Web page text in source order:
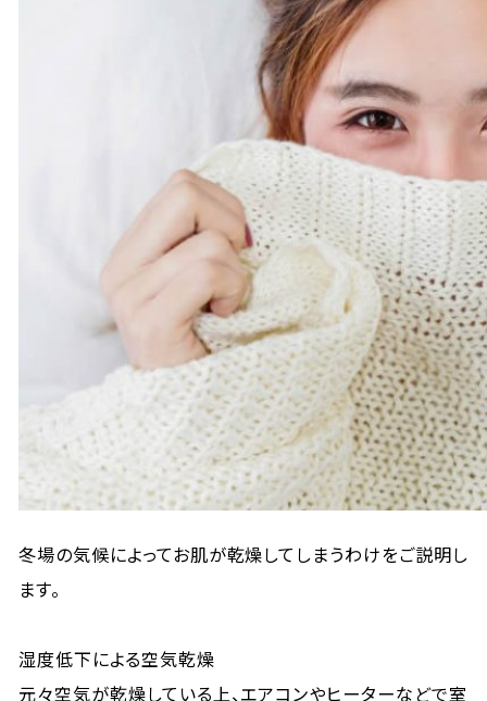
冬場の気候によってお肌が乾燥してしまうわけをご説明し
ます。
湿度低下による空気乾燥
元々空気が乾燥している上、エアコンやヒーターなどで室